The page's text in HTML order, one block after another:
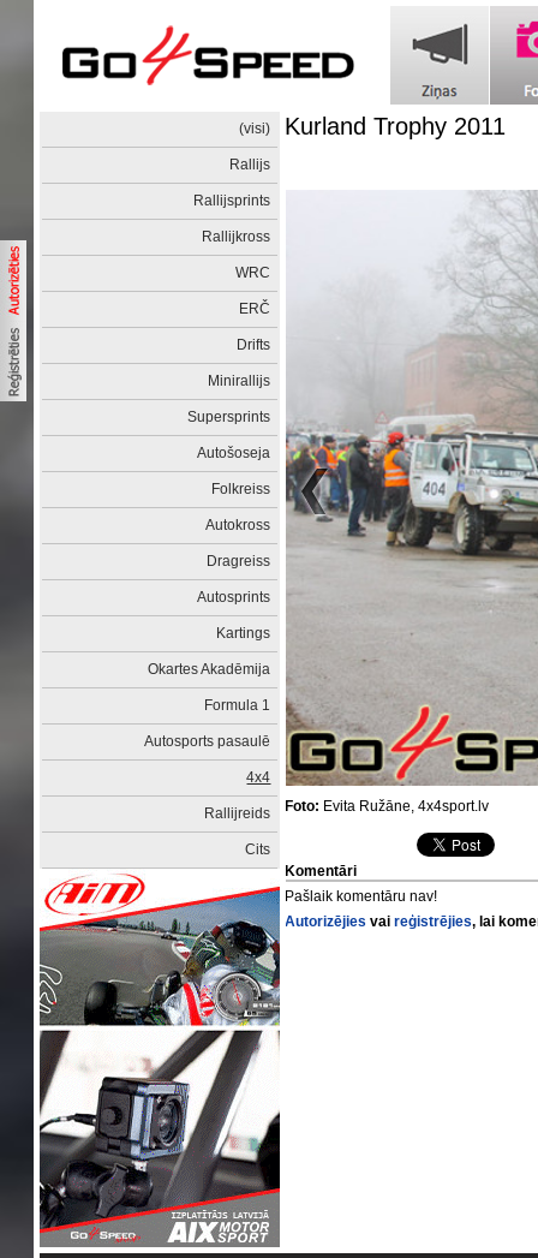
(visi)
Rallijs
Rallijsprints
Rallijkross
WRC
ERČ
Drifts
Minirallijs
Supersprints
Autošoseja
Folkreiss
Autokross
Dragreiss
Autosprints
Kartings
Okartes Akadēmija
Formula 1
Autosports pasaulē
4x4
Rallijreids
Cits
Kurland Trophy 2011
Foto: Evita Ružāne, 4x4sport.lv
Komentāri
Pašlaik komentāru nav!
Autorizējies vaireģistrējies, lai